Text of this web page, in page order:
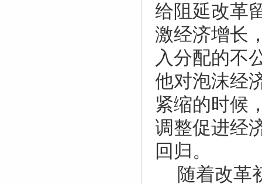
给阻延改革
激经济增长
入分配的不
他对泡沫经
紧缩的时候
调整促进经
回归。
随着改革